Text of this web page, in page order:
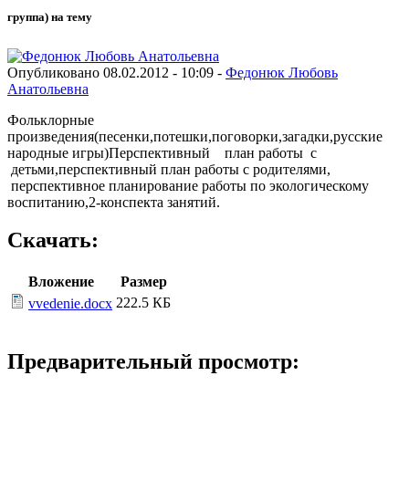
группа) на тему
Опубликовано 08.02.2012 - 10:09 - Федонюк Любовь
Анатольевна
Фольклорные
произведения(песенки,потешки,поговорки,загадки,русские
народные игры)Перспективный план работы с
детьми,перспективный план работы с родителями,
перспективное планирование работы по экологическому
воспитанию,2-конспекта занятий.
Скачать:
Вложение
Размер
vvedenie.docx 222.5 КБ
Предварительный просмотр: